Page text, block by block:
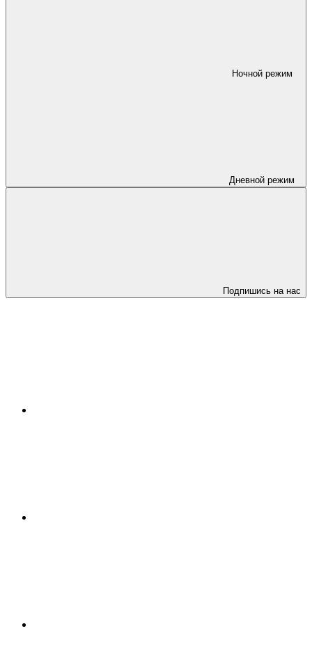
Ночной режим
Дневной режим
Подпишись на нас